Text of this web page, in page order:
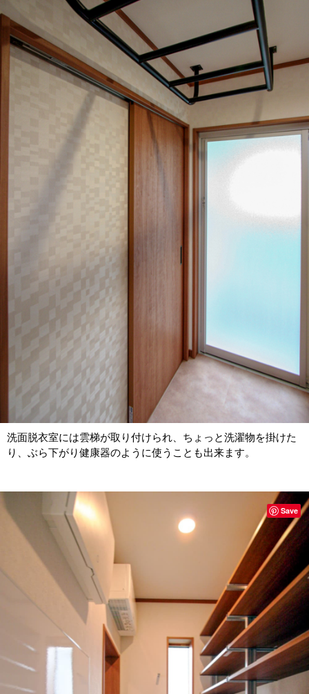
洗面脱衣室には雲梯が取り付けられ、ちょっと洗濯物を掛けた
り、ぶら下がり健康器のように使うことも出来ます。
Save